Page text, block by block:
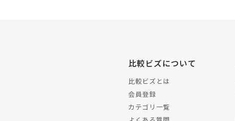
比較ビズについて
比較ビズとは
会員登録
カテゴリ一覧